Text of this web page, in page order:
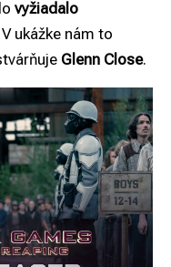
vyžiadalo
V ukážke nám to
Glenn Close.